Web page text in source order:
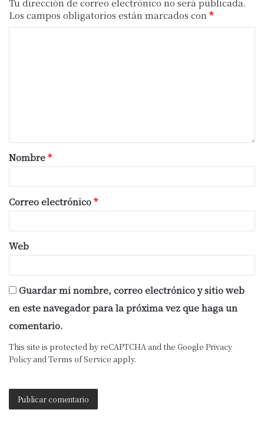
265.000 hectáreas.
Tu dirección de correo electrónico no será publicada.
Los campos obligatorios están marcados con *
Nombre*
Correo electrónico*
Web
Guardar mi nombre, correo electrónico y sitio web
en este navegador para la próxima vez que haga un
comentario.
This site is protected by reCAPTCHA and the Google Privacy
Policy andTerms of Service apply.